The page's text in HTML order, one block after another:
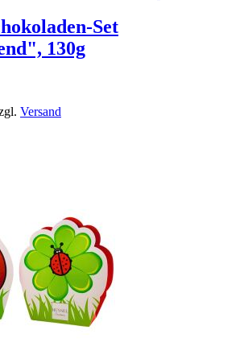
Set
130g
Versand